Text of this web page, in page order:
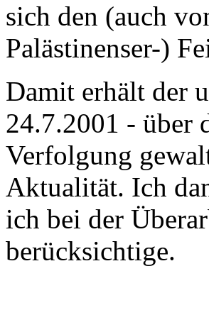
sich den (auch
Palästinenser-)
Damit erhält der
24.7.2001 - über
Verfolgung
Aktualität. Ich
ich bei der
berücksichtige.